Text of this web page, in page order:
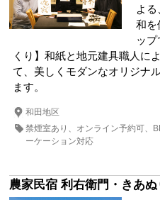
よ
和を
ッ
くり】和紙と地元建具職人に
て、美しくモダンなオリジナ
ます。
和田地区
禁煙室あり
オンライン予約可
ーケーション対応
農家民宿 利右衛門・きあ